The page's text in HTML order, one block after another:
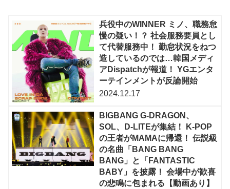
兵役中のWINNER ミノ、職務怠
慢の疑い！？ 社会服務要員とし
て代替服務中！ 勤怠状況をねつ
造しているのでは…韓国メディ
アDispatchが報道！ YGエンタ
ーテインメントが反論開始
2024.12.17
BIGBANG G-DRAGON、
SOL、D-LITEが集結！ K-POP
の王者がMAMAに帰還！ 伝説級
の名曲「BANG BANG
BANG」と「FANTASTIC
BABY」を披露！ 会場中が歓喜
の悲鳴に包まれる【動画あり】